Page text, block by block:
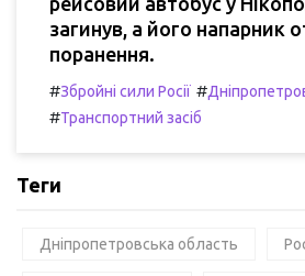
загинув, а його напарник
поранення.
#Збройні сили Росії #
#Транспортний засіб
Теги
Дніпропетровська область